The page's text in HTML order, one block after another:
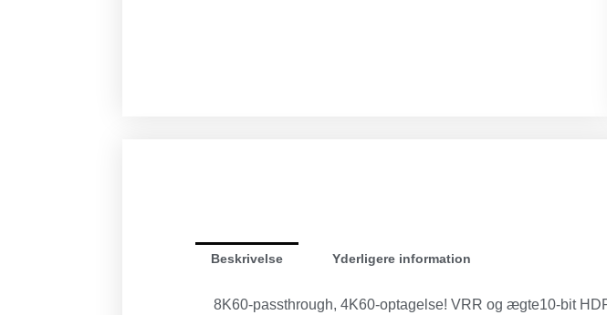
Beskrivelse Yderligere information
8K60-passthrough, 4K60-optagelse! VRR og ægte10-bit